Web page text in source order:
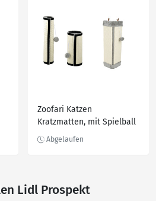
Zoofari Katzen
Kratzmatten, mit Spielball
Lidl Prospekt